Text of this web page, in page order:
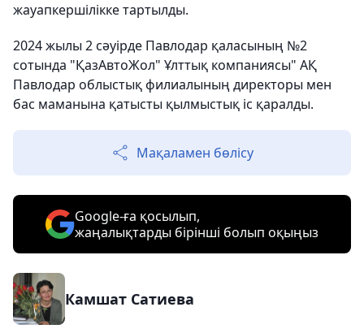
жауапкершілікке тартылды.
2024 жылы 2 сәуірде Павлодар қаласының №2
сотында "ҚазАвтоЖол" Ұлттық компаниясы" АҚ
Павлодар облыстық филиалының директоры мен
бас маманына қатысты қылмыстық іс қаралды.
Мақаламен бөлісу
Google-ға қосылып,
жаңалықтарды бірінші болып оқыңыз
Камшат Сатиева